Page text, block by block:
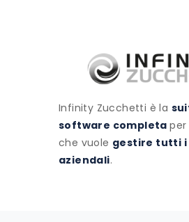
Infinity Zucchetti è la
software completaper
che vuole gestire tutti i
aziendali.